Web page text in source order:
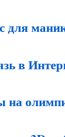
для
в
на